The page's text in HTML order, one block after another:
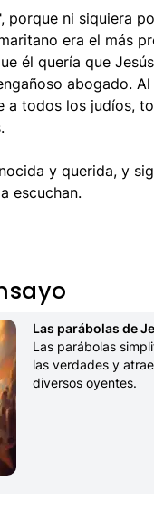
porque ni siquiera
era el más
él quería que
abogado. Al
a todos los judíos,
y querida, y
escuchan.
Las parábolas de
Las parábolas
las verdades y
diversos oyentes.